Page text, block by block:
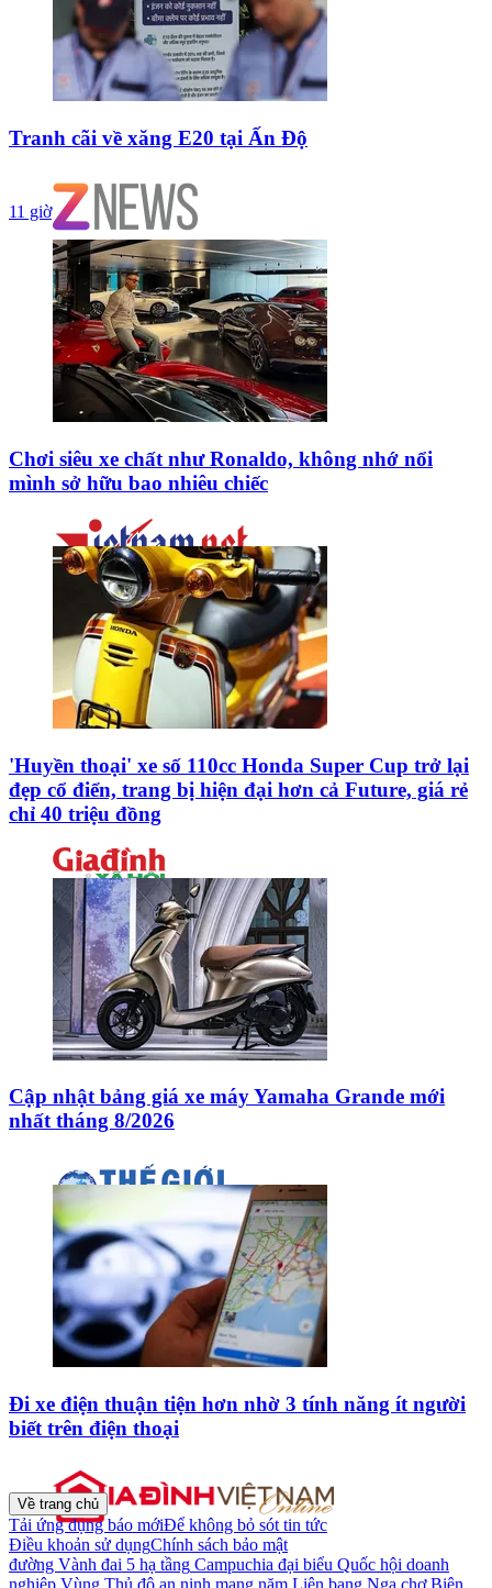
Tranh cãi về xăng E20 tại Ấn Độ
11 giờ
Chơi siêu xe chất như Ronaldo, không nhớ nổi
mình sở hữu bao nhiêu chiếc
'Huyền thoại' xe số 110cc Honda Super Cup trở lại
đẹp cổ điển, trang bị hiện đại hơn cả Future, giá rẻ
chỉ 40 triệu đồng
Cập nhật bảng giá xe máy Yamaha Grande mới
nhất tháng 8/2026
Đi xe điện thuận tiện hơn nhờ 3 tính năng ít người
biết trên điện thoại
Về trang chủ
Tải ứng dụng báo mớiĐể không bỏ sót tin tức
Điều khoản sử dụngChính sách bảo mật
đường Vành đai 5 hạ tầng Campuchia đại biểu Quốc hội doanh
nghiệp Vùng Thủ đô an ninh mạng năm Liên bang Nga chợ Biên